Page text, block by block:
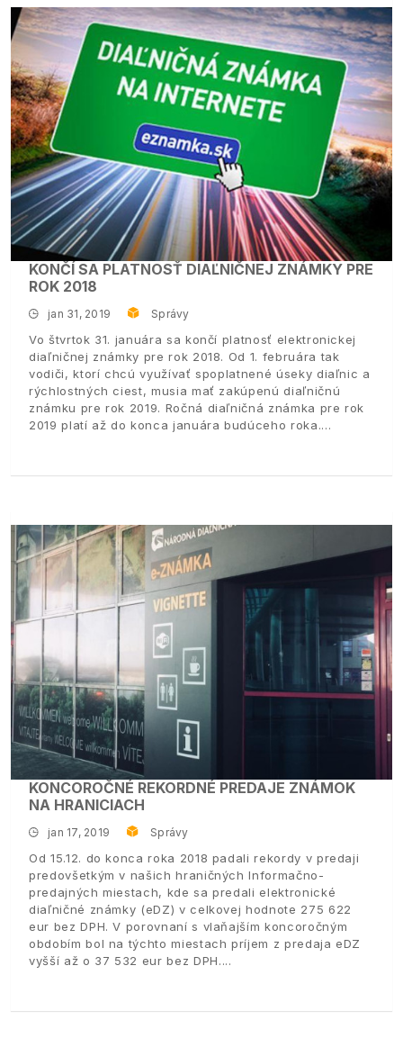
KONČÍ SA PLATNOSŤ DIAĽNIČNEJ ZNÁMKY PRE
ROK 2018
jan 31, 2019 Správy
Vo štvrtok 31. januára sa končí platnosť elektronickej
diaľničnej známky pre rok 2018. Od 1. februára tak
vodiči, ktorí chcú využívať spoplatnené úseky diaľnic a
rýchlostných ciest, musia mať zakúpenú diaľničnú
známku pre rok 2019. Ročná diaľničná známka pre rok
2019 platí až do konca januára budúceho roka.
KONCOROČNÉ REKORDNÉ PREDAJE ZNÁMOK
NA HRANICIACH
jan 17, 2019 Správy
Od 15.12. do konca roka 2018 padali rekordy v predaji
predovšetkým v našich hraničných Informačno-
predajných miestach, kde sa predali elektronické
diaľničné známky (eDZ) v celkovej hodnote 275 622
eur bez DPH. V porovnaní s vlaňajším koncoročným
obdobím bol na týchto miestach príjem z predaja eDZ
vyšší až o 37 532 eur bez DPH.